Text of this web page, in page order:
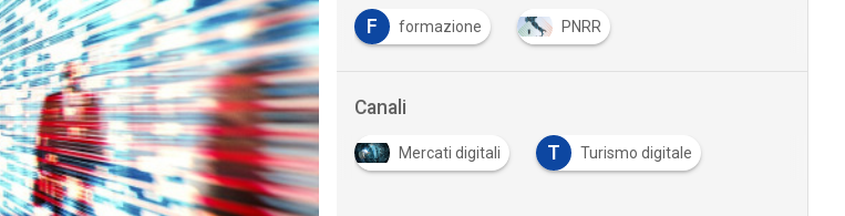
F formazione PNRR
Canali
Mercati digitali T Turismo digitale